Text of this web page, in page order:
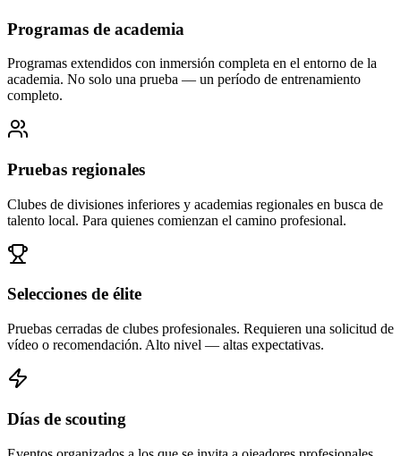
Programas de academia
Programas extendidos con inmersión completa en el entorno de la
academia. No solo una prueba — un período de entrenamiento
completo.
Pruebas regionales
Clubes de divisiones inferiores y academias regionales en busca de
talento local. Para quienes comienzan el camino profesional.
Selecciones de élite
Pruebas cerradas de clubes profesionales. Requieren una solicitud de
vídeo o recomendación. Alto nivel — altas expectativas.
Días de scouting